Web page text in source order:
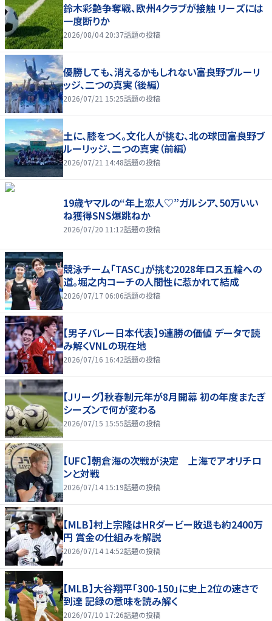
鈴木彩艶争奪戦、欧州4クラブが接触 リーズには
一度断りか
2026/08/04 20:37話題の投稿
優勝しても、消えるかもしれない――富良野ブルーリ
ッジ、二つの真実（後編）
2026/07/21 15:25話題の投稿
土に、膝をつく。文化人が挑む、北の球団――富良野ブ
ルーリッジ、二つの真実（前編）
2026/07/21 14:48話題の投稿
19歳ヤマルの“年上恋人♡”ガルシア、50万いい
ね獲得SNS爆跳ねか
2026/07/20 11:12話題の投稿
競泳チーム「TASC」が挑む2028年ロス五輪への
道。堀之内コーチの人間性に惹かれて結成
2026/07/17 06:06話題の投稿
【男子バレー日本代表】9連勝の価値 データで読
み解くVNLの現在地
2026/07/16 16:42話題の投稿
【Jリーグ】秋春制元年が8月開幕 初の年度またぎ
シーズンで何が変わる
2026/07/15 15:55話題の投稿
【UFC】朝倉海の次戦が決定 上海でアオリチロ
ンと対戦
2026/07/14 15:19話題の投稿
【MLB】村上宗隆はHRダービー敗退も約2400万
円 賞金の仕組みを解説
2026/07/14 14:52話題の投稿
【MLB】大谷翔平「300-150」に史上2位の速さで
到達 記録の意味を読み解く
2026/07/10 17:26話題の投稿